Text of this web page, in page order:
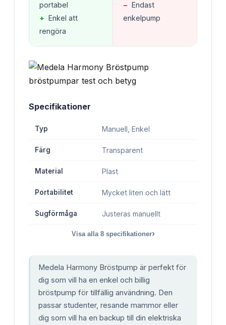
portabel
+ Enkel att
rengöra
− Endast
enkelpump
Specifikationer
Typ Manuell, Enkel
Färg Transparent
Material Plast
Portabilitet Mycket liten och lätt
Sugförmåga Justeras manuellt
Visa alla 8specifikationer›
Medela Harmony Bröstpump är perfekt för
dig som vill ha en enkel och billig
bröstpump för tillfällig användning. Den
passar studenter, resande mammor eller
dig som vill ha en backup till din elektriska